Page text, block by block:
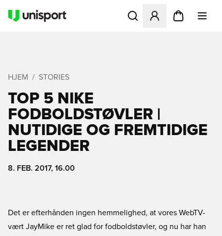
Åbner en Modal til at
HJEM STORIES
TOP 5 NIKE
FODBOLDSTØVLER |
NUTIDIGE OG FREMTIDIGE
LEGENDER
8. FEB. 2017, 16.00
Det er efterhånden ingen hemmelighed, at vores WebTV-
vært JayMike er ret glad for fodboldstøvler, og nu har han